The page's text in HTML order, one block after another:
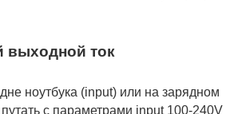
выходной ток
ноутбука (input) или на зарядном
с параметрами input 100-240V